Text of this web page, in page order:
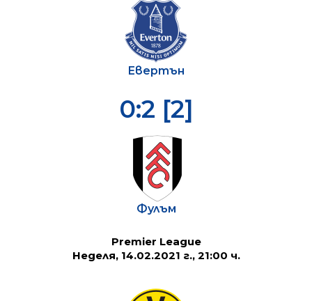
Евертън
0:2 [2]
Фулъм
Premier League
Неделя, 14.02.2021 г., 21:00 ч.